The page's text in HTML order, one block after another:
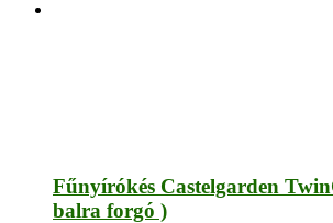
Fűnyírókés Castelgarden
balra forgó )